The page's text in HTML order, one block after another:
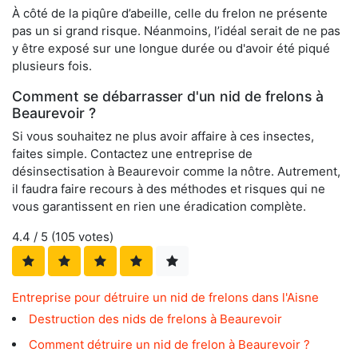
À côté de la piqûre d’abeille, celle du frelon ne présente
pas un si grand risque. Néanmoins, l’idéal serait de ne pas
y être exposé sur une longue durée ou d'avoir été piqué
plusieurs fois.
Comment se débarrasser d'un nid de frelons à
Beaurevoir ?
Si vous souhaitez ne plus avoir affaire à ces insectes,
faites simple. Contactez une entreprise de
désinsectisation à Beaurevoir comme la nôtre. Autrement,
il faudra faire recours à des méthodes et risques qui ne
vous garantissent en rien une éradication complète.
4.4 / 5 (105 votes)
Entreprise pour détruire un nid de frelons dans l'Aisne
Destruction des nids de frelons à Beaurevoir
Comment détruire un nid de frelon à Beaurevoir ?